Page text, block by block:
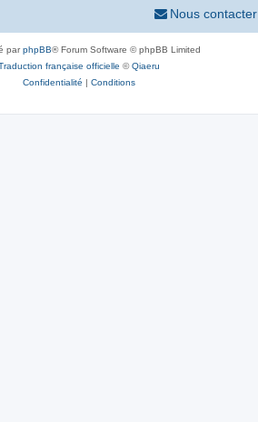
Nous contacter
parphpBB® Forum Software © phpBB Limited
française officielle ©Qiaeru
Confidentialité | Conditions